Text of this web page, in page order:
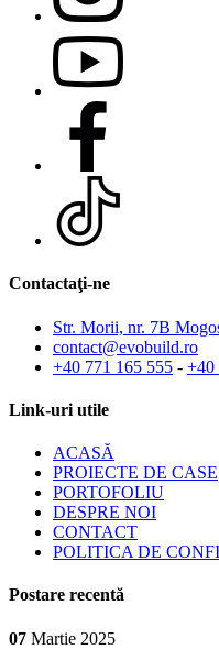
Contactaţi-ne
Str. Morii, nr. 7B
contact@evobuild.ro
+40 771 165 555 - +40
Link-uri utile
ACASĂ
PROIECTE DE CASE
PORTOFOLIU
DESPRE NOI
CONTACT
POLITICA DE
Postare recentă
07 Martie 2025